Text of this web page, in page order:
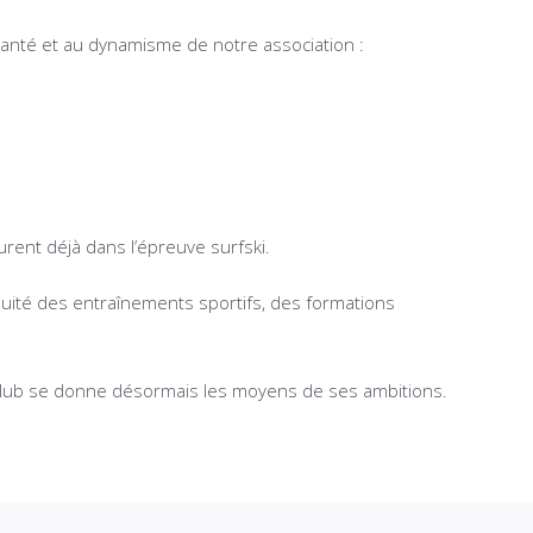
et au dynamisme de notre association :
déjà dans l’épreuve surfski.
des entraînements sportifs, des formations
se donne désormais les moyens de ses ambitions.